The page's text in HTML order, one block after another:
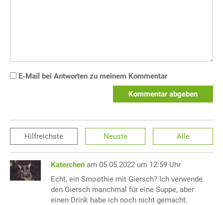
E-Mail bei Antworten zu meinem Kommentar
Kommentar abgeben
Hilfreichste Neuste Alle
Katerchen am 05.05.2022 um 12:59 Uhr
Echt, ein Smoothie mit Giersch? Ich verwende
den Giersch manchmal für eine Suppe, aber
einen Drink habe ich noch nicht gemacht.